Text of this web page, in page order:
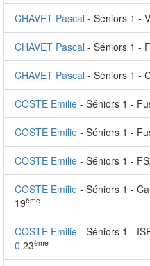
CHAVET Pascal - Séniors 1 -
CHAVET Pascal - Séniors 1 -
CHAVET Pascal - Séniors 1 -
COSTE Emilie - Séniors 1 -
COSTE Emilie - Séniors 1 -
COSTE Emilie - Séniors 1 -
COSTE Emilie - Séniors 1 -
19ème
COSTE Emilie - Séniors 1 -
0 23ème